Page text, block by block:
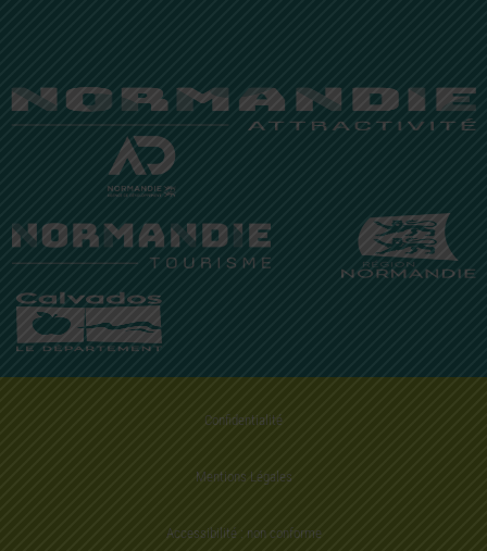
Confidentialité
Mentions Légales
Accessibilité : non conforme